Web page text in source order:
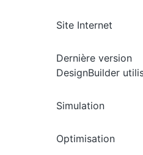
Site Internet
Dernière version
DesignBuilder
Simulation
Optimisation